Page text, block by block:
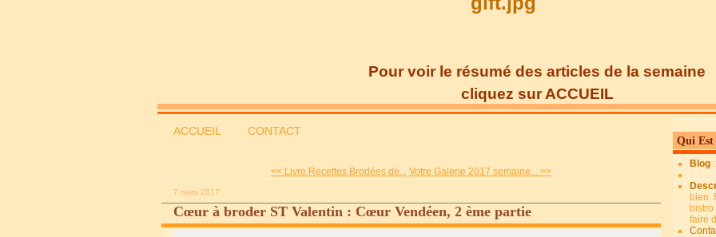
Pour voir le résumé des articles de la semaine
cliquez sur ACCUEIL
ACCUEIL CONTACT
<< Livre Recettes Brodées de... Votre Galerie 2017 semaine... >>
7 mars 2017
Cœur à broder ST Valentin : Cœur Vendéen, 2 ème partie
Qui Est
Blog
bien.
faire